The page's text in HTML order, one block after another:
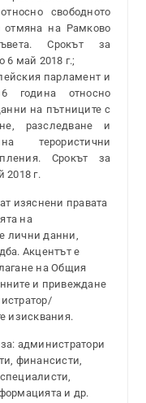
свободното
на Рамково
Срокът за
6 май 2018 г.;
парламент и
година относно
на пътниците с
разследване и
терористични
Срокът за
2018 г.
изяснени правата
на
лични данни,
Акцентът е
на Общия
и привеждане
изисквания.
администратори
финансисти,
и др.